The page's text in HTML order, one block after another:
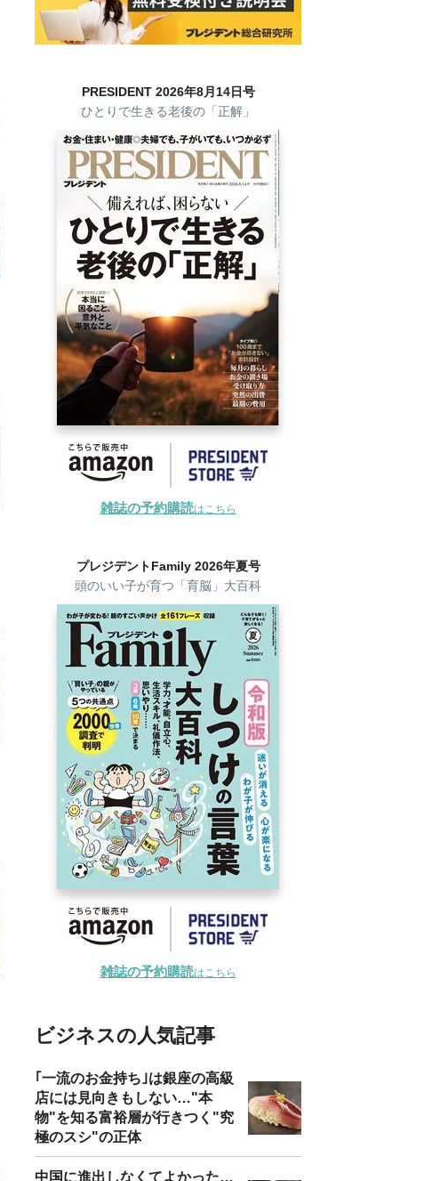
PRESIDENT 2026年8月14日号
ひとりで生きる老後の「正解」
雑誌の予約購読はこちら
プレジデントFamily 2026年夏号
頭のいい子が育つ「育脳」大百科
雑誌の予約購読はこちら
ビジネスの人気記事
｢一流のお金持ち｣は銀座の高級
店には見向きもしない…"本
物"を知る富裕層が行きつく"究
極のスシ"の正体
中国に進出しなくてよかった…